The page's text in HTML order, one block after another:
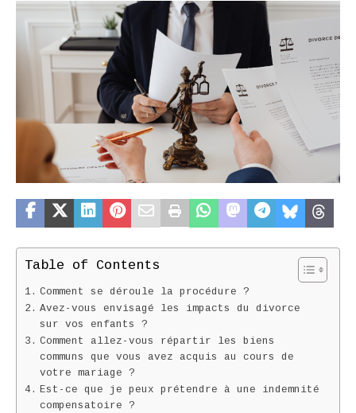
Table of Contents
Comment se déroule la procédure ?
Avez-vous envisagé les impacts du divorce
sur vos enfants ?
Comment allez-vous répartir les biens
communs que vous avez acquis au cours de
votre mariage ?
Est-ce que je peux prétendre à une indemnité
compensatoire ?